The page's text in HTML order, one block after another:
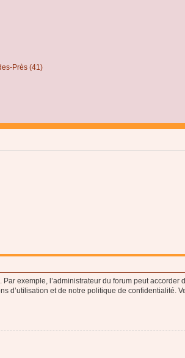
Près (41)
exemple, l’administrateur du forum peut accorder
d’utilisation et de notre politique de confidentialité.